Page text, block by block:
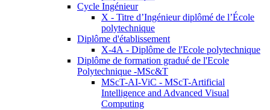
Cycle Ingénieur
X - Titre d’Ingénieur diplômé de l’École
polytechnique
Diplôme d'établissement
X-4A - Diplôme de l'Ecole polytechnique
Diplôme de formation gradué de l'Ecole
Polytechnique -MSc&T
MScT-AI-ViC - MScT-Artificial
Intelligence and Advanced Visual
Computing